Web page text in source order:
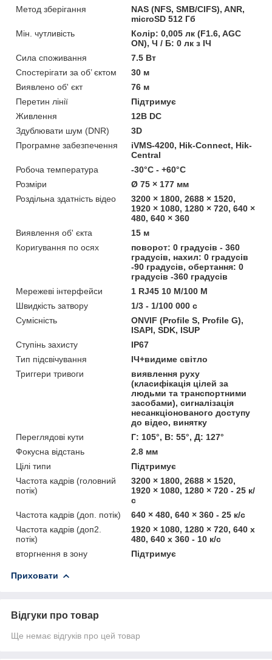
Метод зберігання
NAS (NFS, SMB/CIFS), ANR,
microSD 512 Гб
Мін. чутливість
Колір: 0,005 лк (F1.6, AGC
ON), Ч / Б: 0 лк з ІЧ
Сила споживання
7.5 Вт
Спостерігати за об’ єктом
30 м
Виявлено об' єкт
76 м
Перетин лінії
Підтримує
Живлення
12В DC
Здублювати шум (DNR)
3D
Програмне забезпечення
iVMS-4200, Hik-Connect, Hik-
Central
Робоча температура
-30°C - +60°C
Розміри
Ø 75 × 177 мм
Роздільна здатність відео
3200 × 1800, 2688 × 1520,
1920 × 1080, 1280 × 720, 640 ×
480, 640 × 360
Виявлення об' єкта
15 м
Коригування по осях
поворот: 0 градусів - 360
градусів, нахил: 0 градусів
-90 градусів, обертання: 0
градусів -360 градусів
Мережеві інтерфейси
1 RJ45 10 M/100 M
Швидкість затвору
1/3 - 1/100 000 с
Сумісність
ONVIF (Profile S, Profile G),
ISAPI, SDK, ISUP
Ступінь захисту
IP67
Тип підсвічування
ІЧ+видиме світло
Триггери тривоги
виявлення руху
(класифікація цілей за
людьми та транспортними
засобами), сигналізація
несанкціонованого доступу
до відео, винятку
Переглядові кути
Г: 105°, В: 55°, Д: 127°
Фокусна відстань
2.8 мм
Цілі типи
Підтримує
Частота кадрів (головний
потік)
3200 × 1800, 2688 × 1520,
1920 × 1080, 1280 × 720 - 25 к/
с
Частота кадрів (доп. потік)
640 × 480, 640 × 360 - 25 к/с
Частота кадрів (доп2.
потік)
1920 × 1080, 1280 × 720, 640 x
480, 640 x 360 - 10 к/с
вторгнення в зону
Підтримує
Приховати
Відгуки про товар
Ще немає відгуків про цей товар